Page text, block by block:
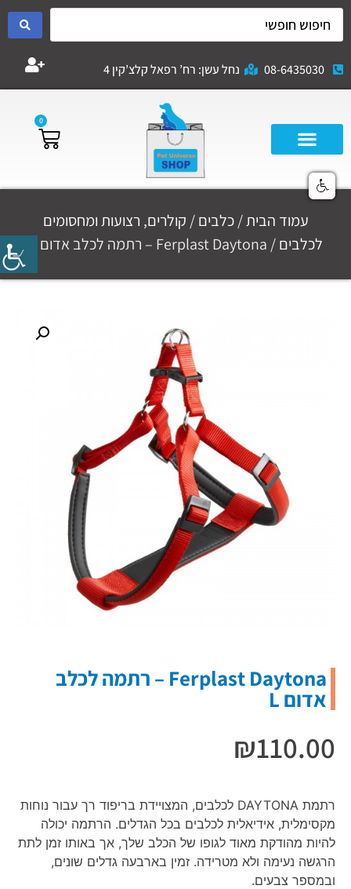
08-6435030 נחל עשן: רח’ רפאל קלצ’קין 4
0
עמוד הבית/כלבים/ קולרים, רצועות ומחסומים
לכלבים/ Ferplast Daytona – רתמה לכלב אדום L
Ferplast Daytona – רתמה לכלב
אדום L
₪110.00
רתמת DAYTONA לכלבים, המצויידת בריפוד רך עבור נוחות
מקסימלית, אידיאלית לכלבים בכל הגדלים. הרתמה יכולה
להיות מהודקת מאוד לגופו של הכלב שלך, אך באותו זמן לתת
הרגשה נעימה ולא מטרידה. זמין בארבעה גדלים שונים,
ובמספר צבעים.